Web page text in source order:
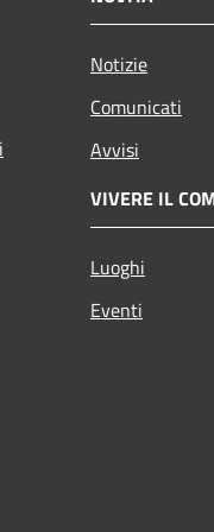
Notizie
Comunicati
Avvisi
VIVERE IL
Luoghi
Eventi